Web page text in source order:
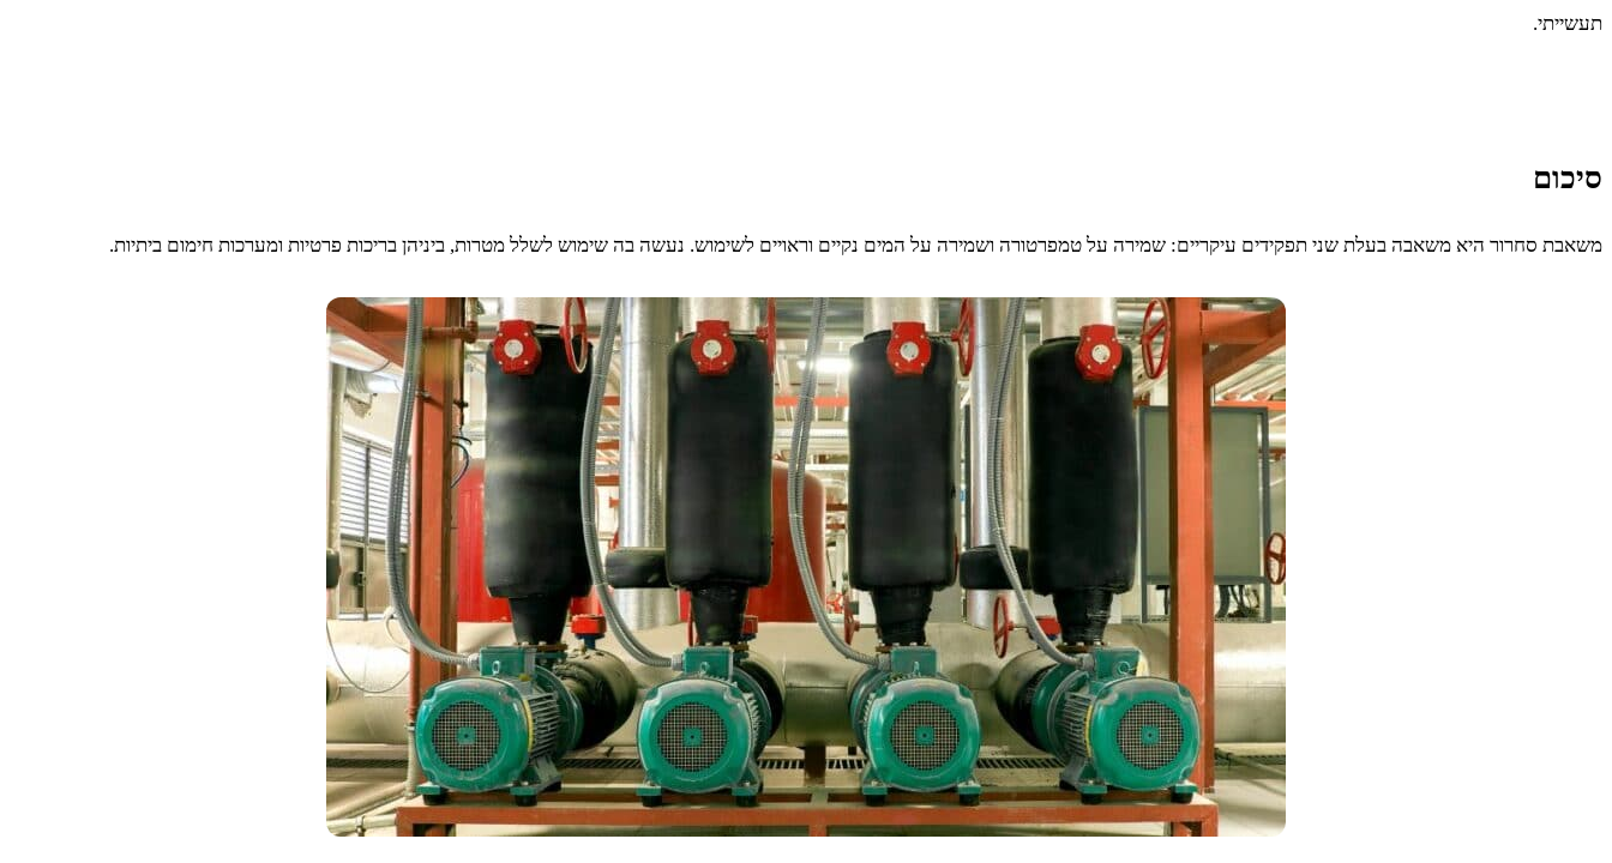
תעשייתי.
סיכום
משאבת סחרור היא משאבה בעלת שני תפקידים עיקריים: שמירה על טמפרטורה ושמירה על המים נקיים וראויים לשימוש. נעשה בה שימוש לשלל מטרות, ביניהן בריכות פרטיות ומערכות חימום ביתיות.